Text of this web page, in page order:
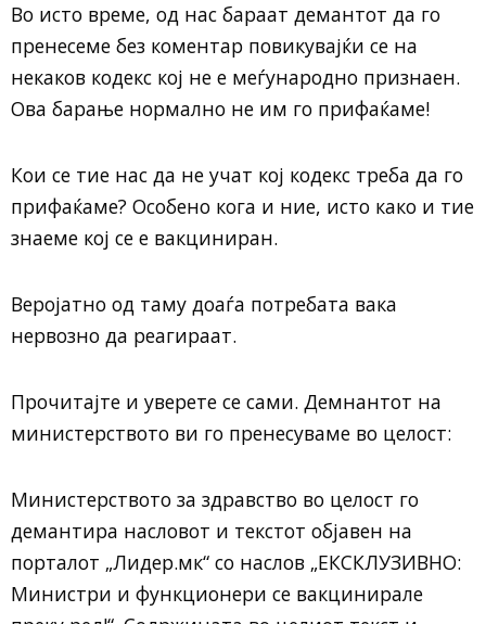
Во исто време, од нас бараат демантот да го
пренесеме без коментар повикувајќи се на
некаков кодекс кој не е меѓународно признаен.
Ова барање нормално не им го прифаќаме!
Кои се тие нас да не учат кој кодекс треба да го
прифаќаме? Особено кога и ние, исто како и тие
знаеме кој се е вакциниран.
Веројатно од таму доаѓа потребата вака
нервозно да реагираат.
Прочитајте и уверете се сами. Демнантот на
министерството ви го пренесуваме во целост:
Министерството за здравство во целост го
демантира насловот и текстот објавен на
порталот „Лидер.мк“ со наслов „ЕКСКЛУЗИВНО:
Министри и функционери се вакцинирале